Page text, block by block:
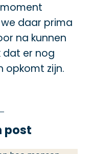
daar prima
na kunnen
dat er nog
opkomt zijn.
post